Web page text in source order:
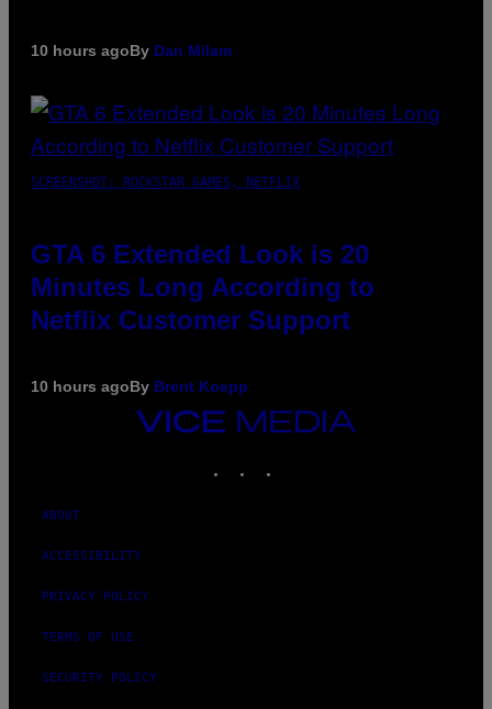
10 hours agoBy Dan Milam
SCREENSHOT: ROCKSTAR GAMES, NETFLIX
GTA 6 Extended Look is 20
Minutes Long According to
Netflix Customer Support
10 hours agoBy Brent Koepp
VICE
MEDIA
ABOUT
ACCESSIBILITY
PRIVACY POLICY
TERMS OF USE
SECURITY POLICY